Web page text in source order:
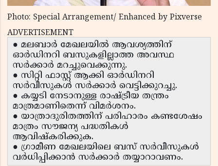
Photo: Special Arrangement/ Enhanced by Pixverse
ADVERTISEMENT
● മലബാർ മേഖലയിൽ ആവശ്യത്തിന്
ഓർഡിനറി ബസുകളില്ലാത്ത അവസ്ഥ
സർക്കാർ മറച്ചുവെക്കുന്നു.
● സിറ്റി ഫാസ്റ്റ് ആക്കി ഓർഡിനറി
സർവീസുകൾ സർക്കാർ വെട്ടിക്കുറച്ചു.
● കയ്യടി നേടാനുള്ള രാഷ്ട്രീയ തന്ത്രം
മാത്രമാണിതെന്ന് വിമർശനം.
● യാത്രാദുരിതത്തിന് പരിഹാരം കണ്ടശേഷം
മാത്രം സൗജന്യ പദ്ധതികൾ
ആവിഷ്കരിക്കുക.
● ഗ്രാമീണ മേഖലയിലെ ബസ് സർവീസുകൾ
വർധിപ്പിക്കാൻ സർക്കാർ തയ്യാറാവണം.